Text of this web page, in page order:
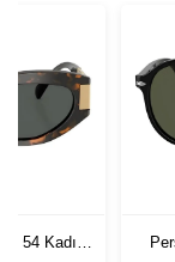
- 54 Kadın